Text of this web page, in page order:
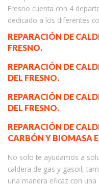
Fresno cuenta con 4
dedicado a los diferentes
REPARACIÓN DE
FRESNO.
REPARACIÓN DE
DEL FRESNO.
REPARACIÓN DE
DEL FRESNO.
REPARACIÓN DE
CARBÓN Y BIOMASA
No solo te ayudamos a
caldera de gas y gasoil,
una manera eficaz con